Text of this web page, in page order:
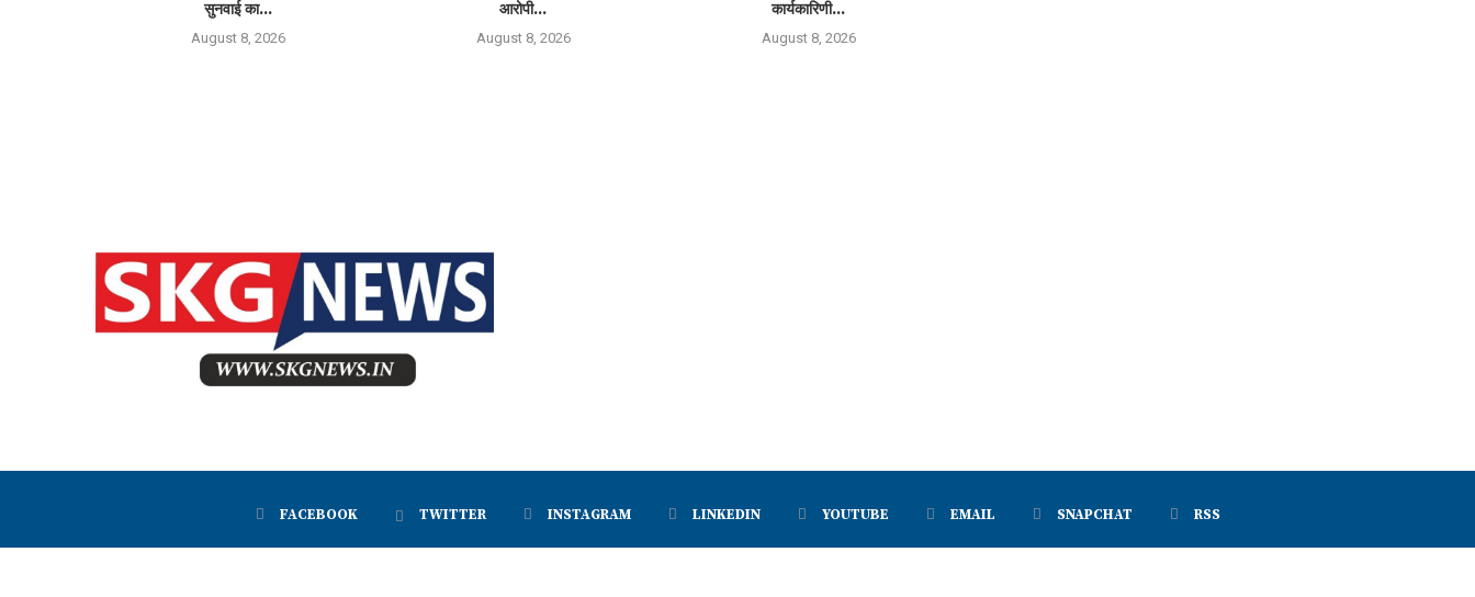
सुनवाई का...
August 8, 2026
आरोपी...
August 8, 2026
कार्यकारिणी...
August 8, 2026
FACEBOOK TWITTER INSTAGRAM LINKEDIN YOUTUBE EMAIL SNAPCHAT RSS